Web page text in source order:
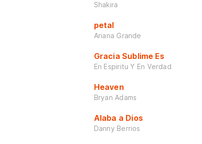
Shakira
petal
Ariana Grande
Gracia Sublime Es
En Espiritu Y En Verdad
Heaven
Bryan Adams
Alaba a Dios
Danny Berrios